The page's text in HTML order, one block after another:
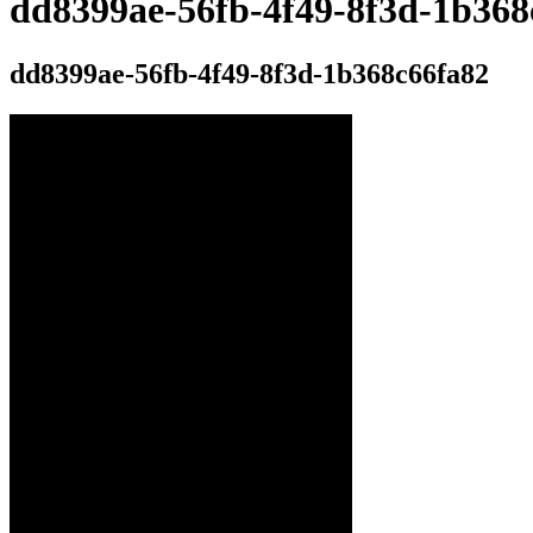
dd8399ae-56fb-4f49-8f3d-
dd8399ae-56fb-4f49-8f3d-1b368c66fa82